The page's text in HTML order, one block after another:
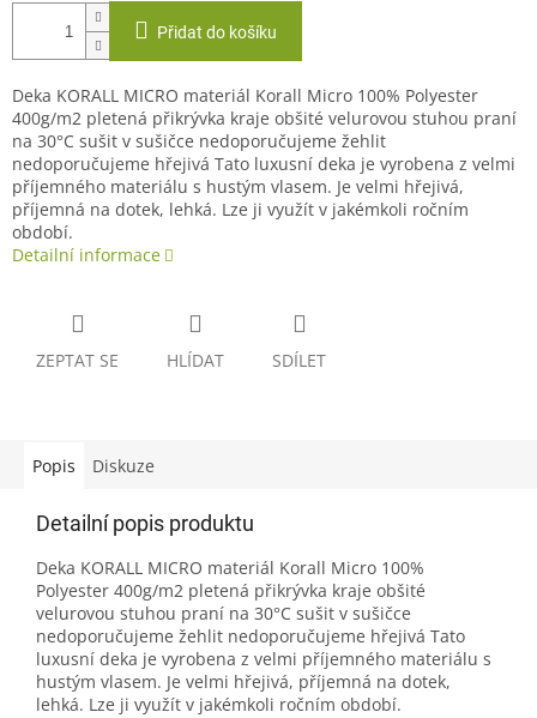
Přidat do košíku
Deka KORALL MICRO materiál Korall Micro 100% Polyester
400g/m2 pletená přikrývka kraje obšité velurovou stuhou praní
na 30°C sušit v sušičce nedoporučujeme žehlit
nedoporučujeme hřejivá Tato luxusní deka je vyrobena z velmi
příjemného materiálu s hustým vlasem. Je velmi hřejivá,
příjemná na dotek, lehká. Lze ji využít v jakémkoli ročním
období.
Detailní informace
ZEPTAT SE HLÍDAT SDÍLET
Popis Diskuze
Detailní popis produktu
Deka KORALL MICRO materiál Korall Micro 100%
Polyester 400g/m2 pletená přikrývka kraje obšité
velurovou stuhou praní na 30°C sušit v sušičce
nedoporučujeme žehlit nedoporučujeme hřejivá Tato
luxusní deka je vyrobena z velmi příjemného materiálu s
hustým vlasem. Je velmi hřejivá, příjemná na dotek,
lehká. Lze ji využít v jakémkoli ročním období.